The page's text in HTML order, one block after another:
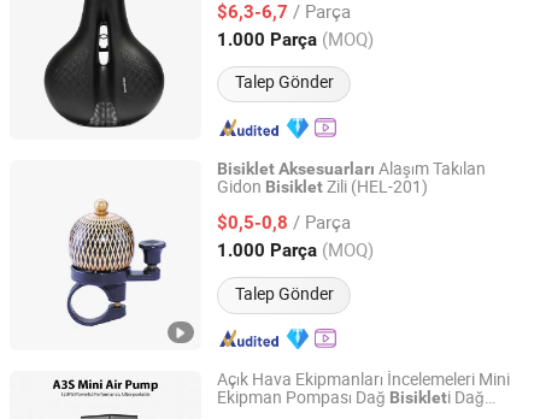
$6,3-6,7 / Parça
1.000 Parça (MOQ)
Talep Gönder
Zhejiang, China Fiyat 2010
BisikletAksesuarları Alaşım Takılan
Gidon BisikletZili (HEL-201)
$0,5-0,8 / Parça
1.000 Parça (MOQ)
Talep Gönder
SHENZHEN XINHANFENG TRADING CO., LTD.
Guangdong, China Fiyat 2012
Açık Hava Ekipmanları İncelemeleri Mini
Ekipman Pompası Dağ Bisikleti Dağ
Sichuan Xingguang Intelligent Electronics Co., Ltd.